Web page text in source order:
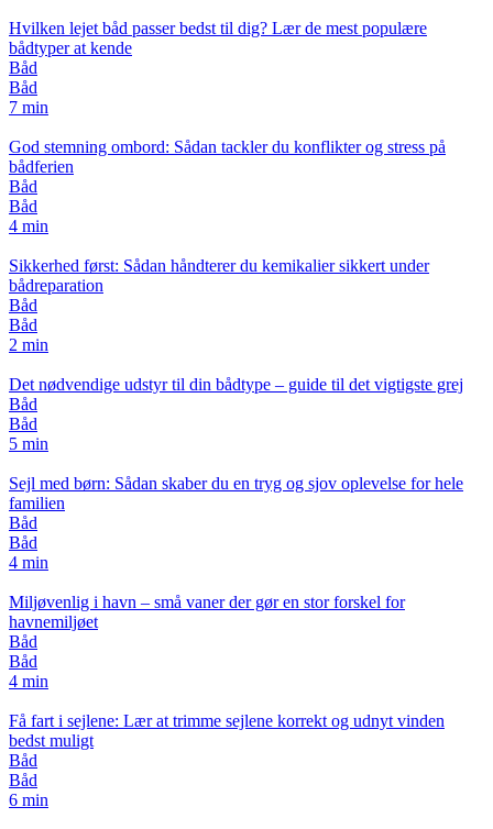
Hvilken lejet båd passer bedst til dig? Lær de mest populære
bådtyper at kende
Båd
Båd
7 min
God stemning ombord: Sådan tackler du konflikter og stress på
bådferien
Båd
Båd
4 min
Sikkerhed først: Sådan håndterer du kemikalier sikkert under
bådreparation
Båd
Båd
2 min
Det nødvendige udstyr til din bådtype – guide til det vigtigste grej
Båd
Båd
5 min
Sejl med børn: Sådan skaber du en tryg og sjov oplevelse for hele
familien
Båd
Båd
4 min
Miljøvenlig i havn – små vaner der gør en stor forskel for
havnemiljøet
Båd
Båd
4 min
Få fart i sejlene: Lær at trimme sejlene korrekt og udnyt vinden
bedst muligt
Båd
Båd
6 min